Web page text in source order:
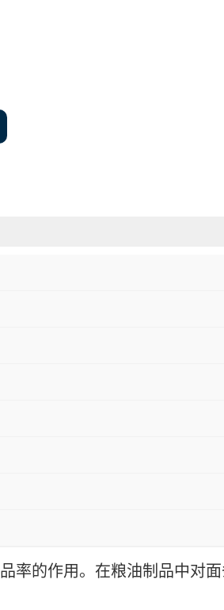
率的作用。在粮油制品中对